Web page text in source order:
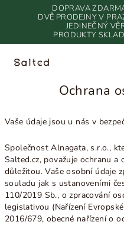
DOPRAVA
DVĚ PRODEJNY V
JEDINEČNÝ
PRODUKTY
Ochrana
Vaše údaje jsou u nás v
Společnost Alnagata, s.r.o.,
Salted.cz, považuje ochranu
důležitou. Vaše osobní údaje
souladu jak s ustanoveními
110/2019 Sb., o zpracování
legislativou (Nařízení
2016/679, obecné nařízení o